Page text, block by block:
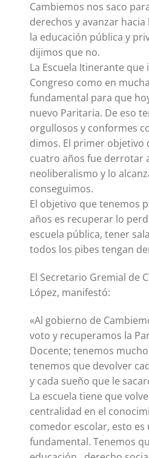
Cambiemos nos saco
derechos y avanzar
la educación pública y
dijimos que no.
La Escuela Itinerante
Congreso como en
fundamental para que
nuevo Paritaria. De eso
orgullosos y conformes
dimos. El primer objetivo
cuatro años fue derrotar
neoliberalismo y lo
conseguimos.
El objetivo que tenemos
años es recuperar lo
escuela pública, tener
todos los pibes tengan
El Secretario Gremial de
López, manifestó:
«Al gobierno de
voto y recuperamos la
Docente; tenemos
tenemos que devolver
y cada sueño que le
La escuela tiene que
centralidad en el
comedor escolar, esto es
fundamental. Tenemos